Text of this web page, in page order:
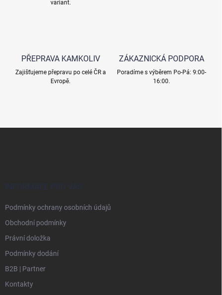
variant.
PŘEPRAVA KAMKOLIV
Zajišťujeme přepravu po celé ČR a
Evropě.
ZÁKAZNICKÁ PODPORA
Poradíme s výběrem Po-Pá: 9:00-
16:00.
INFORMACE PRO VÁS
Podmínky ochrany osobních údajů
Obchodní podmínky
Právní doložka
Podmínky dodání
B2B | Partner
Kontakty